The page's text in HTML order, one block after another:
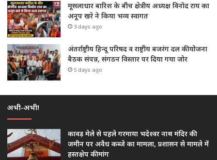
मूसलाधार बारिश के बीच क्षेत्रीय अध्यक्ष विनोद राय का
अनूप खरे ने किया भव्य स्वागत
3 days ago
अंतर्राष्ट्रीय हिन्दू परिषद व राष्ट्रीय बजरंग दल की योजना
बैठक संपन्न, संगठन विस्तार पर दिया गया जोर
5 days ago
अभी-अभी!
कावड़ मेले से पहले गरमाया भदेश्वर नाथ मंदिर की
जमीन पर अवैध कब्जे का मामला, प्रशासन से मामले में
हस्तक्षेप की मांग